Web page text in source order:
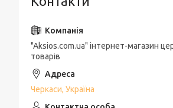
"Aksios.com.ua" інтернет-магазин
товарів
Черкаси, Україна